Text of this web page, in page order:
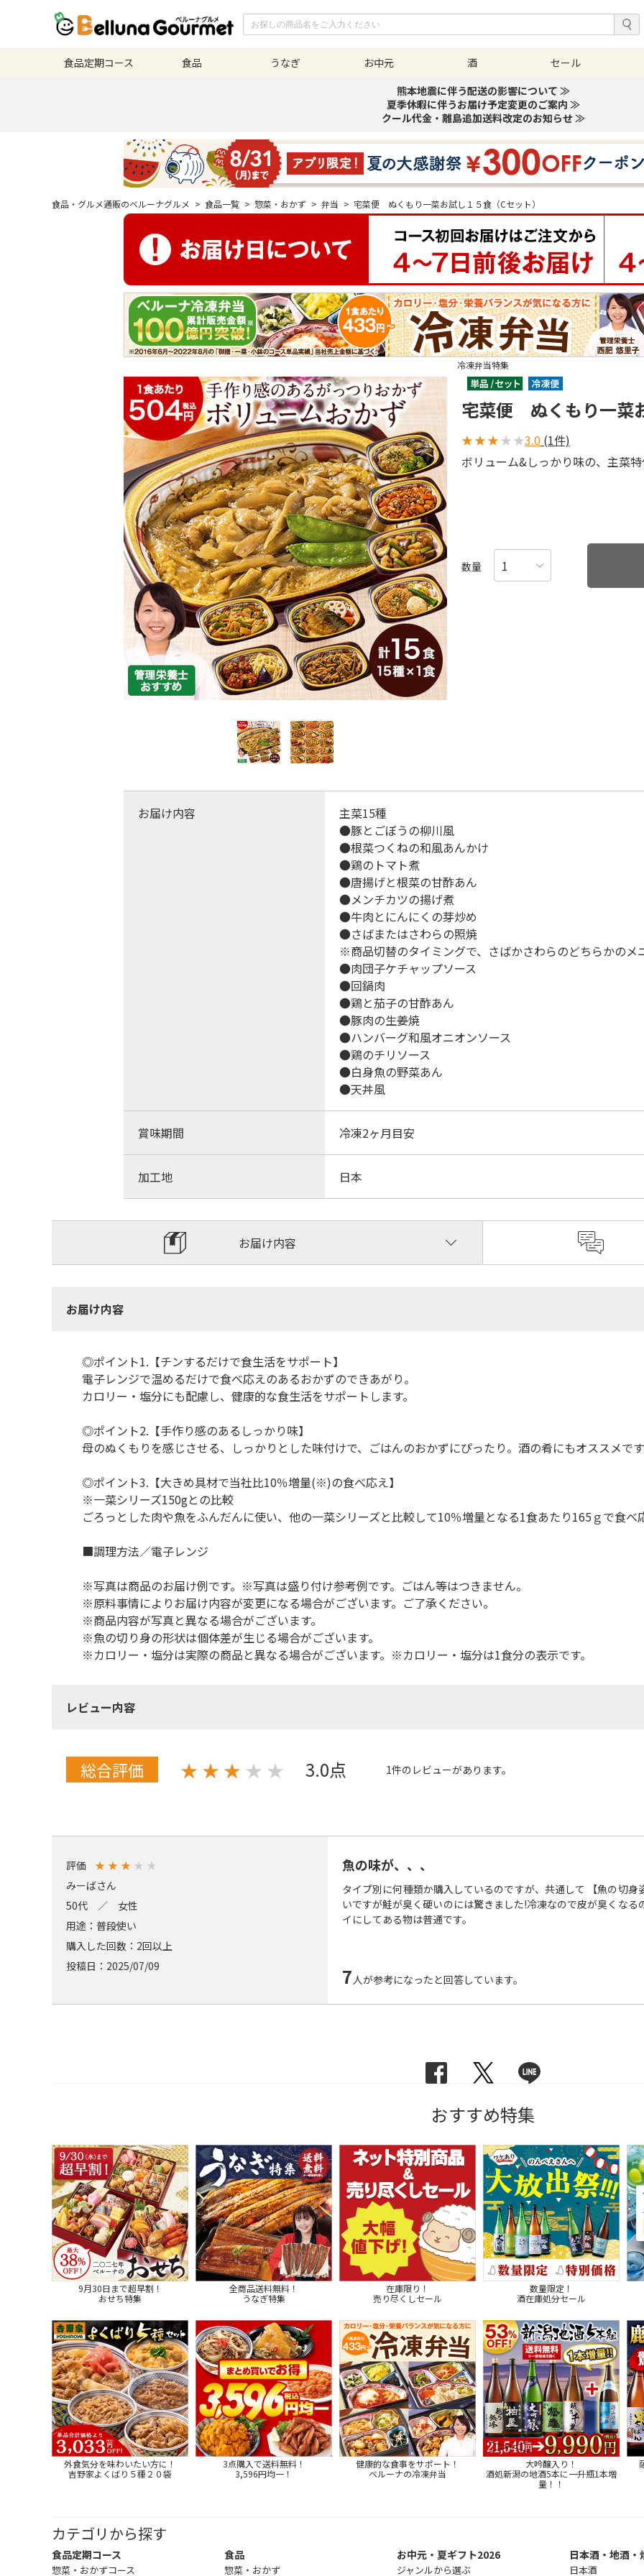
食品定期コース 食品 うなぎ お中元 酒
セール
熊本地震に伴う配送の影響について ≫
夏季休暇に伴うお届け予定変更のご案内 ≫
クール代金・離島追加送料改定のお知らせ ≫
食品・グルメ通販のベルーナグルメ > 食品一覧 > 惣菜・おかず > 弁当 > 宅菜便 ぬくもり一菜お試し１５食（Cセット）
冷凍弁当特集
宅菜便 ぬくもり一菜
★★★★★3.0 (1件)
ボリューム&しっかり味の、主菜特
数量
お届け内容
主菜15種
●豚とごぼうの柳川風
●根菜つくねの和風あんかけ
●鶏のトマト煮
●唐揚げと根菜の甘酢あん
●メンチカツの揚げ煮
●牛肉とにんにくの芽炒め
●さばまたはさわらの照焼
※商品切替のタイミングで、さばかさわらのどちらかのメ
●肉団子ケチャップソース
●回鍋肉
●鶏と茄子の甘酢あん
●豚肉の生姜焼
●ハンバーグ和風オニオンソース
●鶏のチリソース
●白身魚の野菜あん
●天丼風
賞味期間 冷凍2ヶ月目安
加工地 日本
お届け内容
お届け内容
◎ポイント1.【チンするだけで食生活をサポート】
電子レンジで温めるだけで食べ応えのあるおかずのできあがり。
カロリー・塩分にも配慮し、健康的な食生活をサポートします。
◎ポイント2.【手作り感のあるしっかり味】
母のぬくもりを感じさせる、しっかりとした味付けで、ごはんのおかずにぴったり。酒の肴にもオススメです
◎ポイント3.【大きめ具材で当社比10％増量(※)の食べ応え】
※一菜シリーズ150gとの比較
ごろっとした肉や魚をふんだんに使い、他の一菜シリーズと比較して10％増量となる1食あたり165ｇで食べ
■調理方法／電子レンジ
※写真は商品のお届け例です。※写真は盛り付け参考例です。ごはん等はつきません。
※原料事情によりお届け内容が変更になる場合がございます。ご了承ください。
※商品内容が写真と異なる場合がございます。
※魚の切り身の形状は個体差が生じる場合がございます。
※カロリー・塩分は実際の商品と異なる場合がございます。※カロリー・塩分は1食分の表示です。
レビュー内容
総合評価 ★ ★ ★ ★ ★ 3.0点 1件のレビューがあります。
評価 ★ ★ ★ ★ ★
みーばさん
50代 ／ 女性
用途：普段使い
購入した回数：2回以上
投稿日：2025/07/09
魚の味が、、、
タイプ別に何種類か購入しているのですが、共通して 【魚の切
いですが鮭が臭く硬いのには驚きました!冷凍なので皮が臭くな
イにしてある物は普通です。
7人が参考になったと回答しています。
おすすめ特集
9月30日まで超早割！
おせち特集
全商品送料無料！
うなぎ特集
在庫限り！
売り尽くしセール
数量限定！
酒在庫処分セール
外食気分を味わいたい方に！
吉野家よくばり５種２０袋
3点購入で送料無料！
3,596円均一！
健康的な食事をサポート！
ベルーナの冷凍弁当
大吟醸入り！
酒処新潟の地酒5本に一升瓶1本増
量！！
カテゴリから探す
食品定期コース
惣菜・おかずコース
食品
惣菜・おかず
お中元・夏ギフト2026
ジャンルから選ぶ
日本酒・地酒・
日本酒